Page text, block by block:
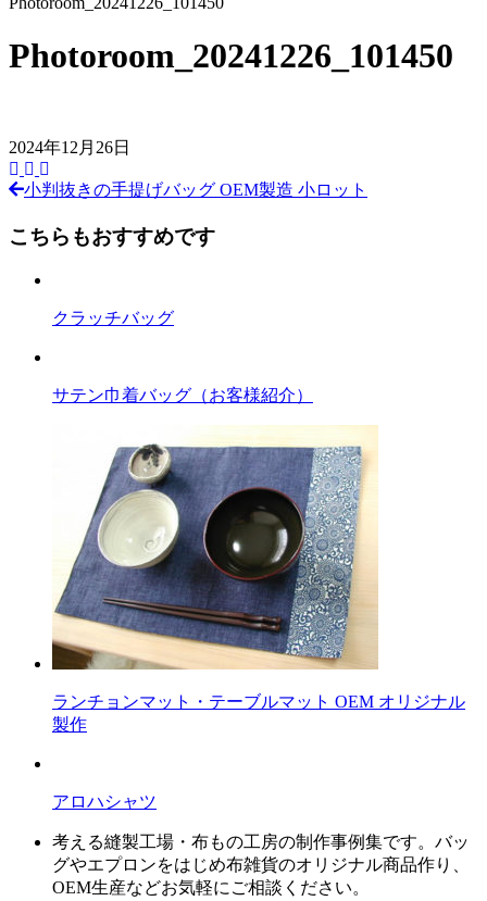
Photoroom_20241226_101450
2024年12月26日
前
後
小判抜きの手提げバッグ OEM製造 小ロット
こちらもおすすめです
クラッチバッグ
サテン巾着バッグ（お客様紹介）
ランチョンマット・テーブルマット OEM オリジナル
製作
アロハシャツ
考える縫製工場・布もの工房の制作事例集です。バッ
グやエプロンをはじめ布雑貨のオリジナル商品作り、
OEM生産などお気軽にご相談ください。